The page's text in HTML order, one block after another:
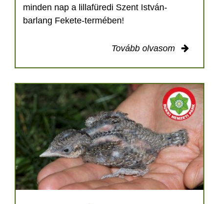
minden nap a lillafüredi Szent István-
barlang Fekete-termében!
Tovább olvasom